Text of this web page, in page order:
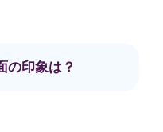
の印象は？